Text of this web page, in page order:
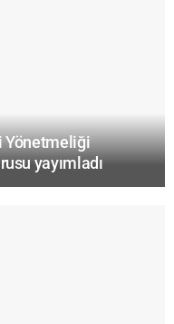
Yönetmeliği
yayımladı